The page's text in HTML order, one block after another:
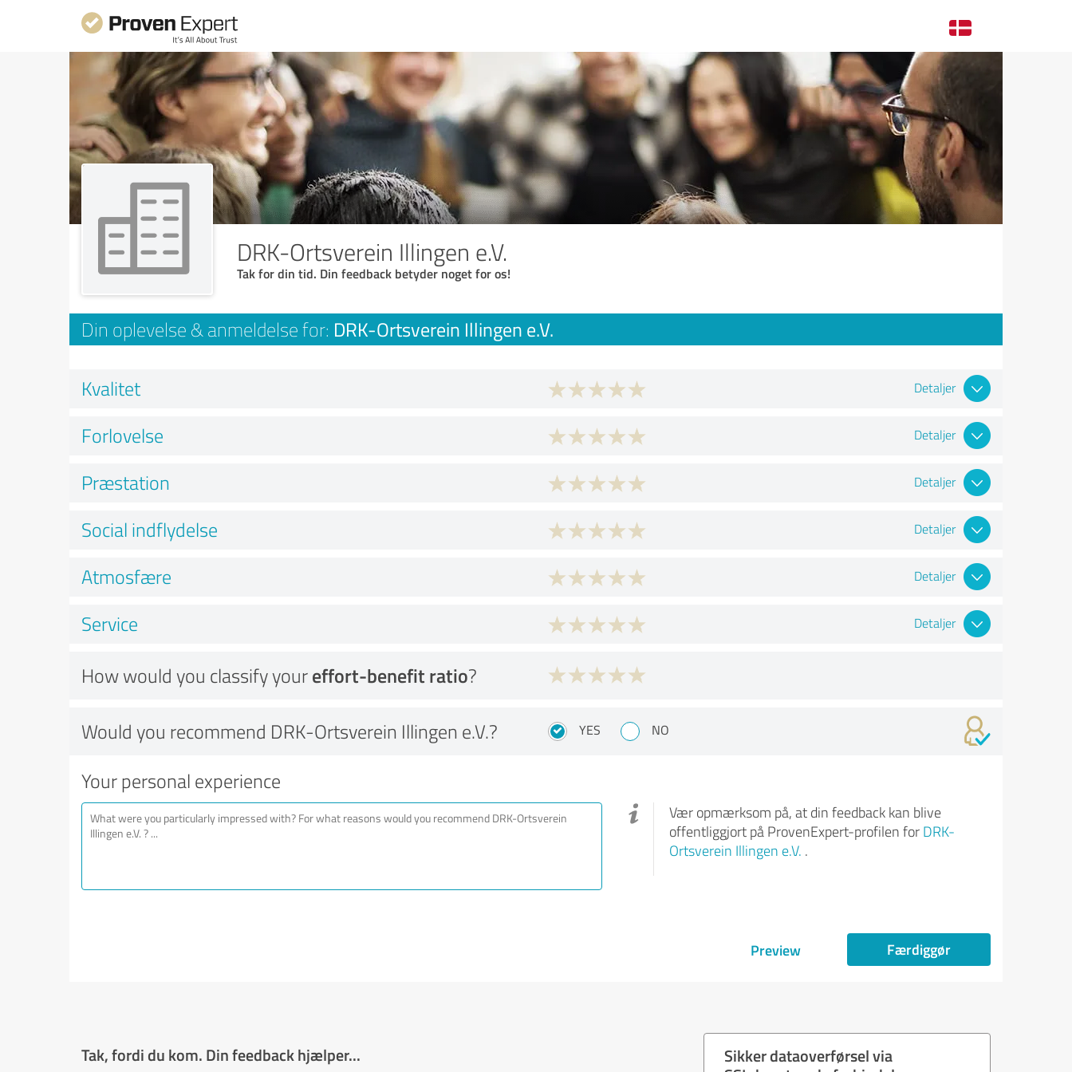
DRK-Ortsverein Illingen e.V.
Tak for din tid. Din feedback betyder noget for os!
Din oplevelse & anmeldelse for: DRK-Ortsverein Illingen e.V.
Kvalitet Detaljer
Forlovelse Detaljer
Præstation Detaljer
Social indflydelse Detaljer
Atmosfære Detaljer
Service Detaljer
How would you classify youreffort-benefit ratio?
Would you recommend DRK-Ortsverein Illingen e.V.? YES NO
Your personal experience
Vær opmærksom på, at din feedback kan blive
offentliggjort på ProvenExpert-profilen for DRK-
Ortsverein Illingen e.V. .
Preview Færdiggør
Tak, fordi du kom. Din feedback hjælper...
Sikker dataoverførsel via